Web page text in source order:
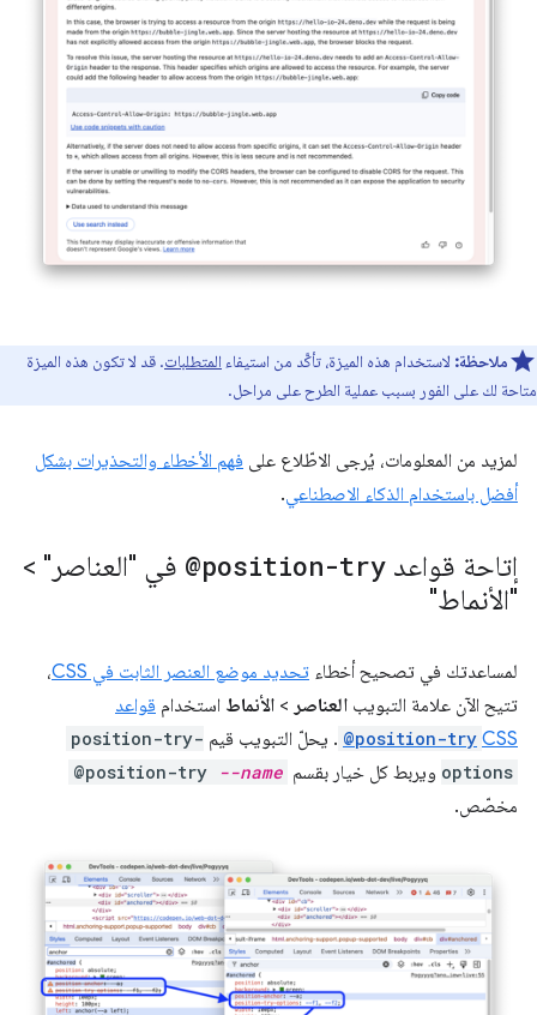
ملاحظة: لاستخدام هذه الميزة، تأكَّد من استيفاء المتطلبات. قد لا تكون هذه الميزة
متاحة لك على الفور بسبب عملية الطرح على مراحل.
لمزيد من المعلومات، يُرجى الاطّلاع على فهم الأخطاء والتحذيرات بشكل
أفضل باستخدام الذكاء الاصطناعي.
إتاحة قواعد @position-try في "العناصر" >
"الأنماط"
لمساعدتك في تصحيح أخطاء تحديد موضع العنصر الثابت في CSS
،
تتيح الآن علامة التبويب العناصر > الأنماط استخدام قواعد
CSS
@position-try . يحلّ التبويب قيم position-try-
options ويربط كل خيار بقسم @position-try --name
مخصّص.